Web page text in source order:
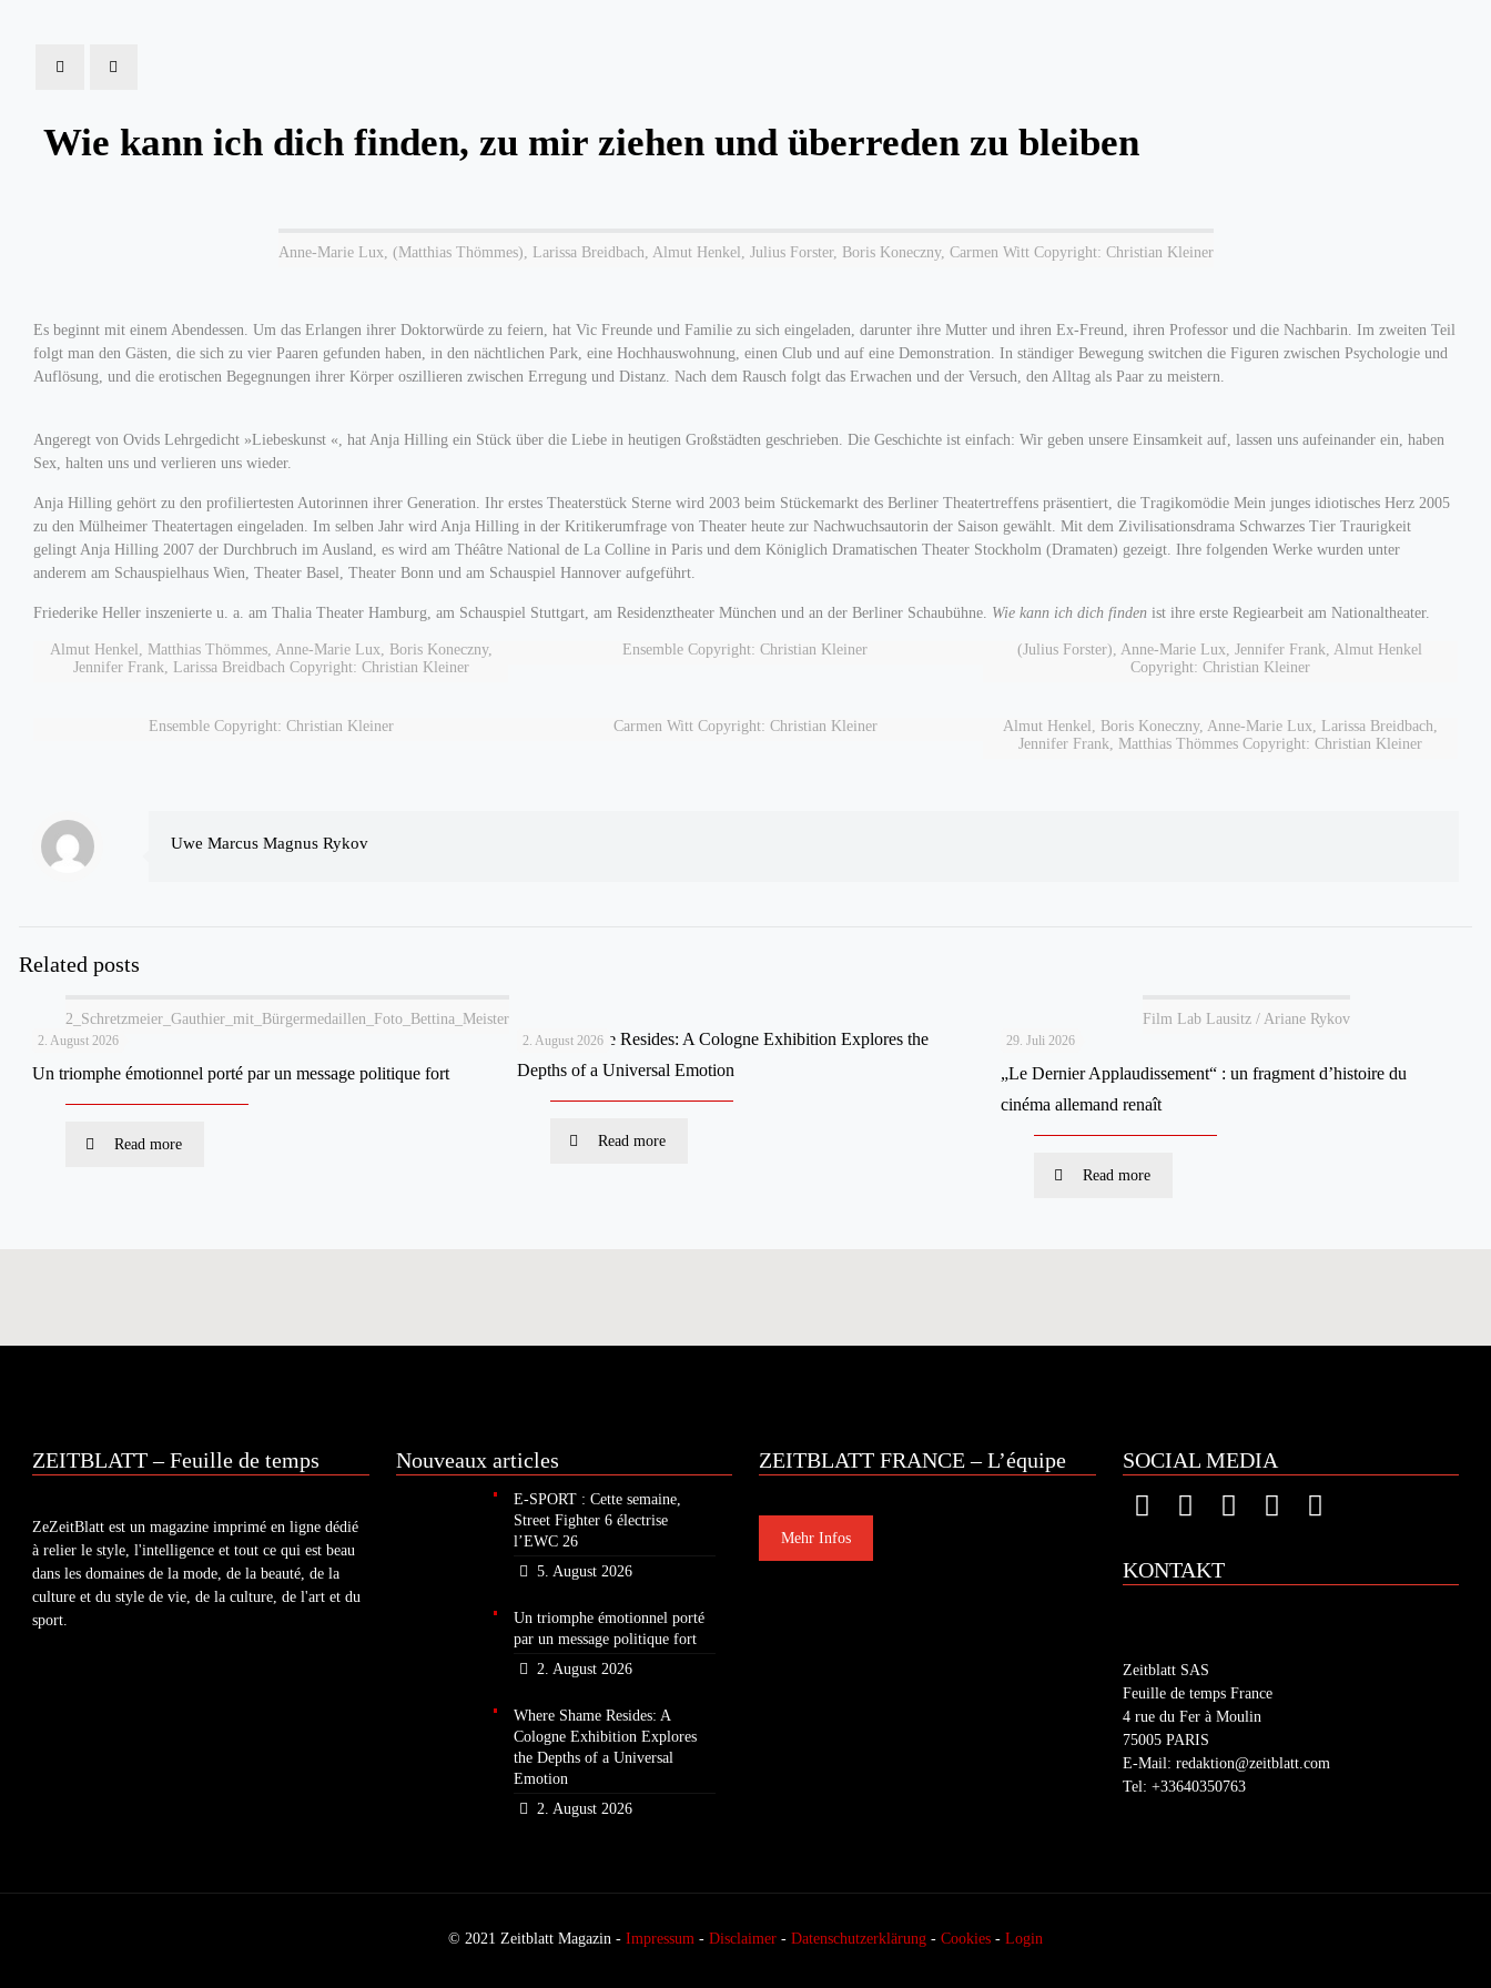
Wie kann ich dich finden, zu mir ziehen und überreden zu bleiben
Anne-Marie Lux, (Matthias Thömmes), Larissa Breidbach, Almut Henkel, Julius Forster, Boris Koneczny, Carmen Witt Copyright: Christian Kleiner
Es beginnt mit einem Abendessen. Um das Erlangen ihrer Doktorwürde zu feiern, hat Vic Freunde und Familie zu sich eingeladen, darunter ihre Mutter und ihren Ex-Freund, ihren Professor und die Nachbarin. Im zweiten Teil
folgt man den Gästen, die sich zu vier Paaren gefunden haben, in den nächtlichen Park, eine Hochhauswohnung, einen Club und auf eine Demonstration. In ständiger Bewegung switchen die Figuren zwischen Psychologie und
Auflösung, und die erotischen Begegnungen ihrer Körper oszillieren zwischen Erregung und Distanz. Nach dem Rausch folgt das Erwachen und der Versuch, den Alltag als Paar zu meistern.
Angeregt von Ovids Lehrgedicht »Liebeskunst «, hat Anja Hilling ein Stück über die Liebe in heutigen Großstädten geschrieben. Die Geschichte ist einfach: Wir geben unsere Einsamkeit auf, lassen uns aufeinander ein, haben
Sex, halten uns und verlieren uns wieder.
Anja Hilling gehört zu den profiliertesten Autorinnen ihrer Generation. Ihr erstes Theaterstück Sterne wird 2003 beim Stückemarkt des Berliner Theatertreffens präsentiert, die Tragikomödie Mein junges idiotisches Herz 2005
zu den Mülheimer Theatertagen eingeladen. Im selben Jahr wird Anja Hilling in der Kritikerumfrage von Theater heute zur Nachwuchsautorin der Saison gewählt. Mit dem Zivilisationsdrama Schwarzes Tier Traurigkeit
gelingt Anja Hilling 2007 der Durchbruch im Ausland, es wird am Théâtre National de La Colline in Paris und dem Königlich Dramatischen Theater Stockholm (Dramaten) gezeigt. Ihre folgenden Werke wurden unter
anderem am Schauspielhaus Wien, Theater Basel, Theater Bonn und am Schauspiel Hannover aufgeführt.
Friederike Heller inszenierte u. a. am Thalia Theater Hamburg, am Schauspiel Stuttgart, am Residenztheater München und an der Berliner Schaubühne. Wie kann ich dich finden ist ihre erste Regiearbeit am Nationaltheater.
Almut Henkel, Matthias Thömmes, Anne-Marie Lux, Boris Koneczny,
Jennifer Frank, Larissa Breidbach Copyright: Christian Kleiner
Ensemble Copyright: Christian Kleiner
(Julius Forster), Anne-Marie Lux, Jennifer Frank, Almut Henkel
Copyright: Christian Kleiner
Ensemble Copyright: Christian Kleiner Carmen Witt Copyright: Christian Kleiner
Almut Henkel, Boris Koneczny, Anne-Marie Lux, Larissa Breidbach,
Jennifer Frank, Matthias Thömmes Copyright: Christian Kleiner
Uwe Marcus Magnus Rykov
Related posts
2_Schretzmeier_Gauthier_mit_Bürgermedaillen_Foto_Bettina_Meister
2. August 2026
Un triomphe émotionnel porté par un message politique fort
Read more
2. August 2026
Where Shame Resides: A Cologne Exhibition Explores the
Depths of a Universal Emotion
Read more
Film Lab Lausitz / Ariane Rykov
29. Juli 2026
„Le Dernier Applaudissement“ : un fragment d’histoire du
cinéma allemand renaît
Read more
ZEITBLATT – Feuille de temps
ZeZeitBlatt est un magazine imprimé en ligne dédié
à relier le style, l'intelligence et tout ce qui est beau
dans les domaines de la mode, de la beauté, de la
culture et du style de vie, de la culture, de l'art et du
sport.
Nouveaux articles
E-SPORT : Cette semaine,
Street Fighter 6 électrise
l’EWC 26
5. August 2026
Un triomphe émotionnel porté
par un message politique fort
2. August 2026
Where Shame Resides: A
Cologne Exhibition Explores
the Depths of a Universal
Emotion
2. August 2026
ZEITBLATT FRANCE – L’équipe
Mehr Infos
SOCIAL MEDIA
KONTAKT
Zeitblatt SAS
Feuille de temps France
4 rue du Fer à Moulin
75005 PARIS
E-Mail: redaktion@zeitblatt.com
Tel: +33640350763
© 2021 Zeitblatt Magazin - Impressum - Disclaimer - Datenschutzerklärung - Cookies - Login